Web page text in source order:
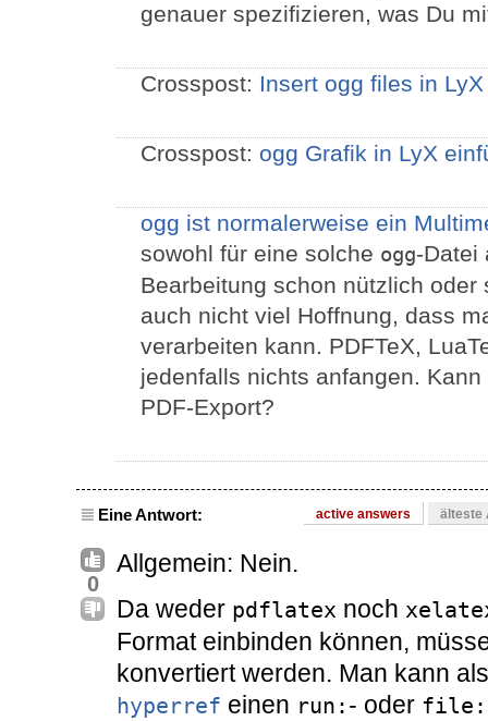
genauer spezifizieren, was Du
Crosspost: Insert ogg files in LyX
Crosspost: ogg Grafik in LyX
ogg ist normalerweise ein
sowohl für eine solche ogg-Datei
Bearbeitung schon nützlich
auch nicht viel Hoffnung, dass
verarbeiten kann. PDFTeX,
jedenfalls nichts anfangen.
PDF-Export?
Eine Antwort: active answers älteste
0
Allgemein: Nein.
Da weder pdflatex noch
Format einbinden können,
konvertiert werden. Man kann
hyperref einen run: - oder file: